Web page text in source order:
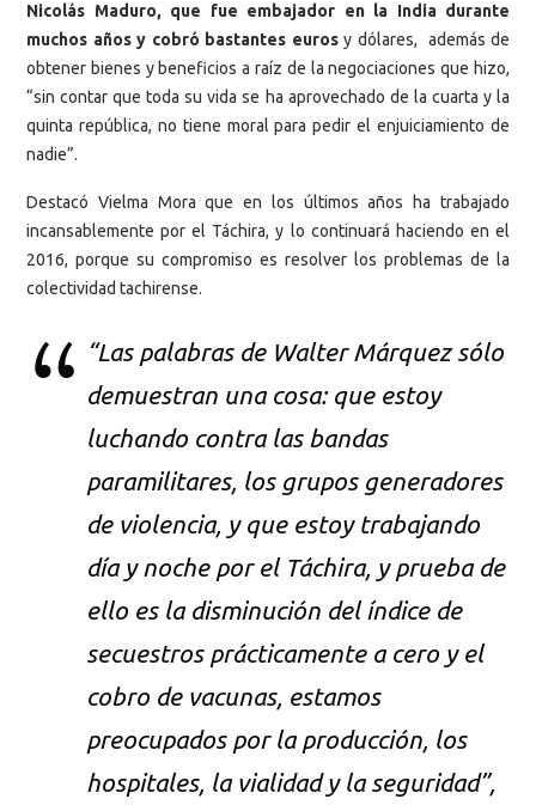
Nicolás Maduro, que fue embajador en la India durante
muchos años y cobró bastantes eurosy dólares, además de
obtener bienes y beneficios a raíz de la negociaciones que hizo,
“sin contar que toda su vida se ha aprovechado de la cuarta y la
quinta república, no tiene moral para pedir el enjuiciamiento de
nadie”.
Destacó Vielma Mora que en los últimos años ha trabajado
incansablemente por el Táchira, y lo continuará haciendo en el
2016, porque su compromiso es resolver los problemas de la
colectividad tachirense.
“Las palabras de Walter Márquez sólo
demuestran una cosa: que estoy
luchando contra las bandas
paramilitares, los grupos generadores
de violencia, y que estoy trabajando
día y noche por el Táchira, y prueba de
ello es la disminución del índice de
secuestros prácticamente a cero y el
cobro de vacunas, estamos
preocupados por la producción, los
hospitales, la vialidad y la seguridad”,